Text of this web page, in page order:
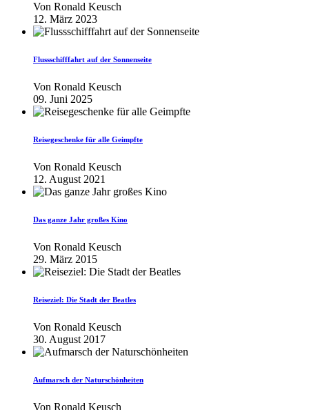
Von Ronald Keusch
12. März 2023
Flussschifffahrt auf der Sonnenseite
Von Ronald Keusch
09. Juni 2025
Reisegeschenke für alle Geimpfte
Von Ronald Keusch
12. August 2021
Das ganze Jahr großes Kino
Von Ronald Keusch
29. März 2015
Reiseziel: Die Stadt der Beatles
Von Ronald Keusch
30. August 2017
Aufmarsch der Naturschönheiten
Von Ronald Keusch